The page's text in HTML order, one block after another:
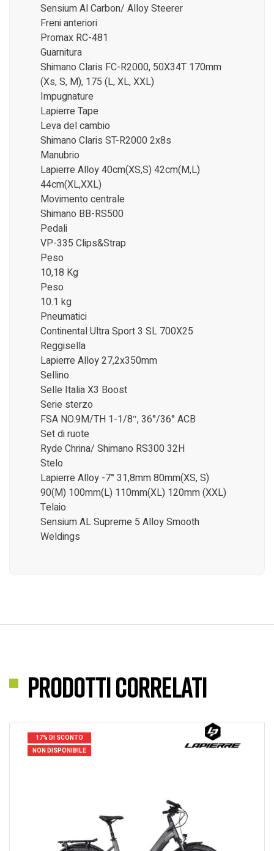
Sensium Al Carbon/ Alloy Steerer
Freni anteriori
Promax RC-481
Guarnitura
Shimano Claris FC-R2000, 50X34T 170mm
(Xs, S, M), 175 (L, XL, XXL)
Impugnature
Lapierre Tape
Leva del cambio
Shimano Claris ST-R2000 2x8s
Manubrio
Lapierre Alloy 40cm(XS,S) 42cm(M,L)
44cm(XL,XXL)
Movimento centrale
Shimano BB-RS500
Pedali
VP-335 Clips&Strap
Peso
10,18 Kg
Peso
10.1 kg
Pneumatici
Continental Ultra Sport 3 SL 700X25
Reggisella
Lapierre Alloy 27,2x350mm
Sellino
Selle Italia X3 Boost
Serie sterzo
FSA NO.9M/TH 1-1/8″, 36°/36° ACB
Set di ruote
Ryde Chrina/ Shimano RS300 32H
Stelo
Lapierre Alloy -7° 31,8mm 80mm(XS, S)
90(M) 100mm(L) 110mm(XL) 120mm (XXL)
Telaio
Sensium AL Supreme 5 Alloy Smooth
Weldings
Prodotti correlati
17% DI SCONTO
NON DISPONIBILE